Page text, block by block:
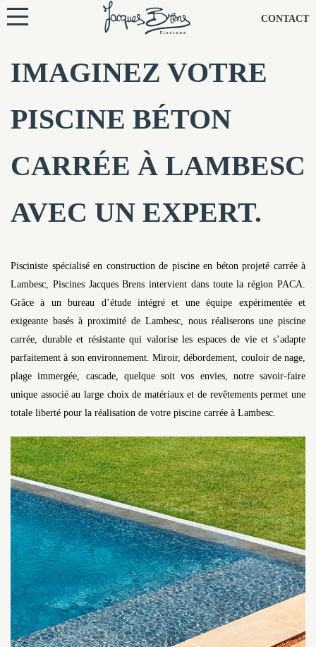
CONTACT
IMAGINEZ VOTRE
PISCINE BÉTON
CARRÉE À LAMBESC
AVEC UN EXPERT.
Pisciniste spécialisé en construction de piscine en béton projeté carrée à
Lambesc, Piscines Jacques Brens intervient dans toute la région PACA.
Grâce à un bureau d’étude intégré et une équipe expérimentée et
exigeante basés à proximité de Lambesc, nous réaliserons une piscine
carrée, durable et résistante qui valorise les espaces de vie et s’adapte
parfaitement à son environnement. Miroir, débordement, couloir de nage,
plage immergée, cascade, quelque soit vos envies, notre savoir-faire
unique associé au large choix de matériaux et de revêtements permet une
totale liberté pour la réalisation de votre piscine carrée à Lambesc.
NOS PISCINES
NOTRE TECHNIQUE
NOS CONSEILS
NOS AGENCES